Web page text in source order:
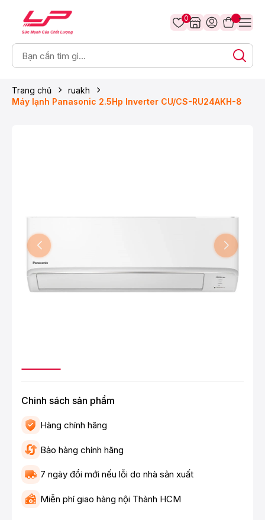
0
Trang chủ
ruakh
Máy lạnh Panasonic 2.5Hp Inverter CU/CS-RU24AKH-8
Chinh sách sản phẩm
Hàng chính hãng
Bảo hàng chính hãng
7 ngày đổi mới nếu lỗi do nhà sản xuất
Miễn phí giao hàng nội Thành HCM